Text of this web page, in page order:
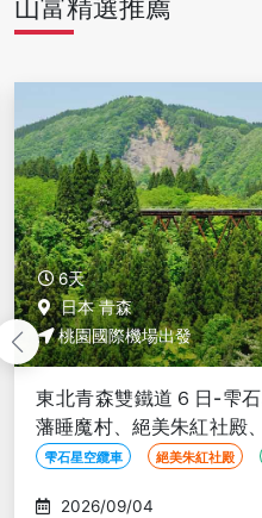
6天
日本 青森
桃園國際機場出發
東北青森雙鐵道６日-雫
藩睡魔村、絕美朱紅社殿
(不進免稅店)
雫石星空纜車 絕美朱紅社殿
2026/09/05